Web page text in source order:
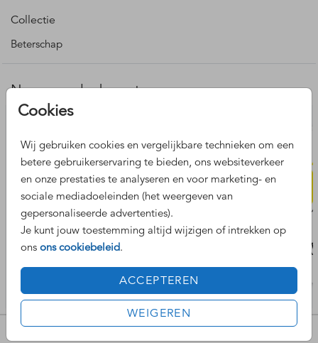
Cookies
Wij gebruiken cookies en vergelijkbare technieken om een
betere gebruikerservaring te bieden, ons websiteverkeer
en onze prestaties te analyseren en voor marketing- en
sociale mediadoeleinden (het weergeven van
gepersonaliseerde advertenties).
Je kunt jouw toestemming altijd wijzigen of intrekken op
ons ons cookiebeleid.
ACCEPTEREN
WEIGEREN
Collectie
Beterschap
Nog meer leuke ontwerpen